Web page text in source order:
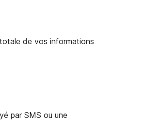
de vos informations
par SMS ou une